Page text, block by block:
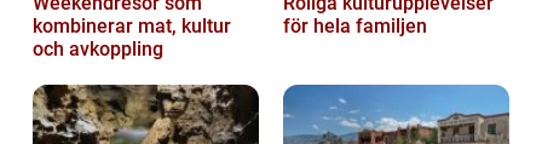
kombinerar mat, kultur
och avkoppling
för hela familjen